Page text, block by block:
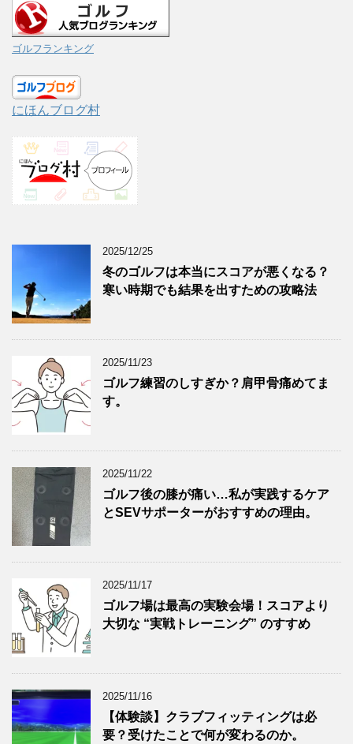
ゴルフランキング
にほんブログ村
2025/12/25
冬のゴルフは本当にスコアが悪くなる？
寒い時期でも結果を出すための攻略法
2025/11/23
ゴルフ練習のしすぎか？肩甲骨痛めてま
す。
2025/11/22
ゴルフ後の膝が痛い…私が実践するケア
とSEVサポーターがおすすめの理由。
2025/11/17
ゴルフ場は最高の実験会場！スコアより
大切な “実戦トレーニング” のすすめ
2025/11/16
【体験談】クラブフィッティングは必
要？受けたことで何が変わるのか。